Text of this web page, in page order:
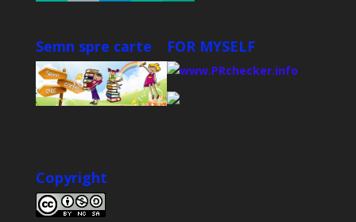
Semn spre carte FOR MYSELF
Copyright